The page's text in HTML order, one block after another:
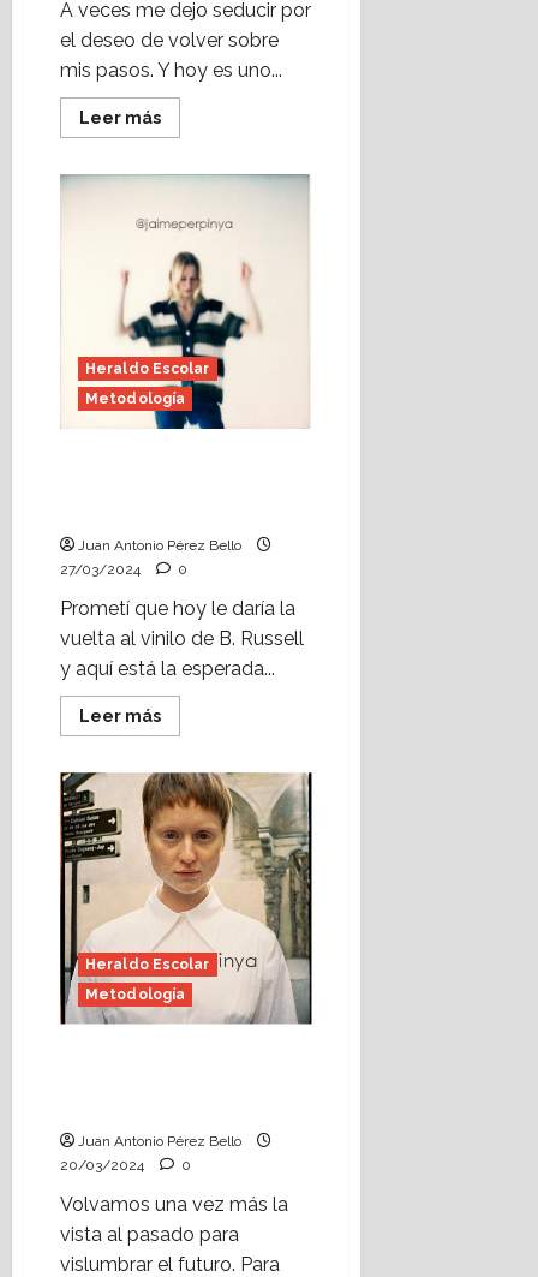
A veces me dejo seducir por
el deseo de volver sobre
mis pasos. Y hoy es uno...
Leer másLeer
más
Ser
ser
red
(Heraldo
Escolar)
Foto:
Jaime
Perpinyà
Heraldo Escolar
Metodología
Juan Antonio Pérez Bello
27/03/2024
0
Prometí que hoy le daría la
vuelta al vinilo de B. Russell
y aquí está la esperada...
Leer másLeer
más
En
buenas
manos
(y
II)
(Heraldo
Escolar)
Foto:
Jaime
Perpinyà
Heraldo Escolar
Metodología
Juan Antonio Pérez Bello
20/03/2024
0
Volvamos una vez más la
vista al pasado para
vislumbrar el futuro. Para